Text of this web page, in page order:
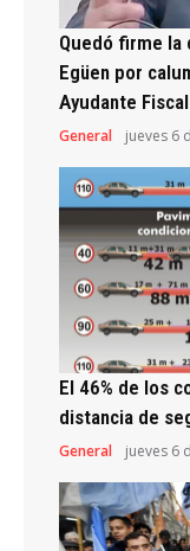
Quedó firme la
Egüen por
Ayudante
General jueves 6
El 46% de los
distancia de
General jueves 6